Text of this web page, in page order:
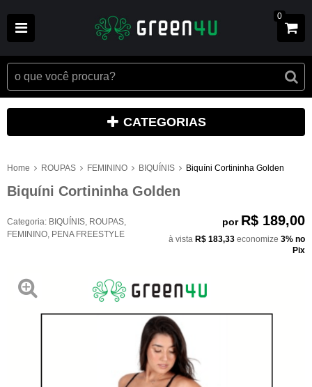
0
CATEGORIAS
Home ROUPAS FEMININO BIQUÍNIS Biquíni Cortininha Golden
Biquíni Cortininha Golden
Categoria: BIQUÍNIS ROUPAS
FEMININO PENA FREESTYLE
por R$ 189,00
à vista R$ 183,33 economize 3% no
Pix